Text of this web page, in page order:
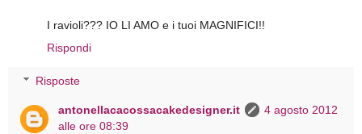
I ravioli??? IO LI AMO e i tuoi MAGNIFICI!!
Rispondi
Risposte
antonellacacossacakedesigner.it
4 agosto 2012
alle ore 08:39